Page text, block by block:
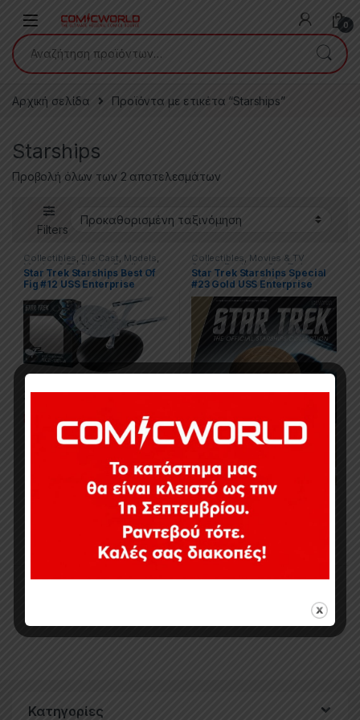
0
Αναζήτηση για:
Αρχική σελίδα Προϊόντα με ετικέτα “Starships”
Starships
Προβολή όλων των 2 αποτελεσμάτων
Filters
Collectibles, Die Cast, Models,
Movies & TV Series Replicas ,
Star Trek
Star Trek Starships Best Of
Fig #12 USS Enterprise
26,90€
Εξαντλημένο
Collectibles, Movies & TV
Series, Replicas ,Star Trek
Star Trek Starships Special
#23 Gold USS Enterprise
74,90€
Εξαντλημένο
Προβολή όλων των 2 αποτελεσμάτων
Κατηγορίες